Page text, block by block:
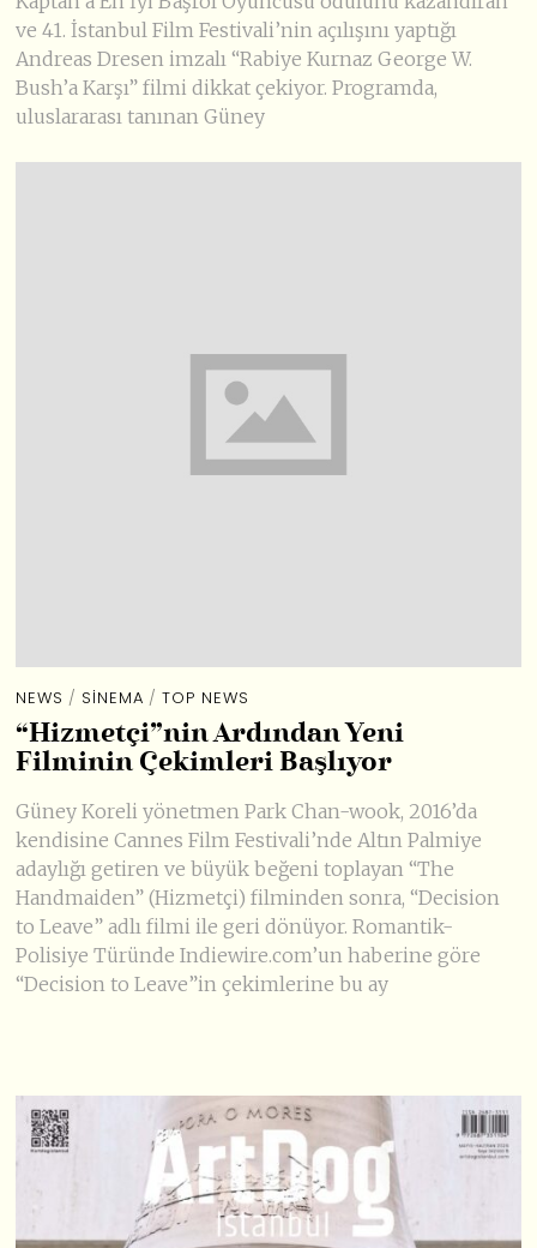
ve 41. İstanbul Film Festivali’nin açılışını yaptığı
Andreas Dresen imzalı “Rabiye Kurnaz George W.
Bush’a Karşı” filmi dikkat çekiyor. Programda,
uluslararası tanınan Güney
NEWS / SINEMA / TOP NEWS
“Hizmetçi”nin Ardından Yeni
Filminin Çekimleri Başlıyor
Güney Koreli yönetmen Park Chan-wook, 2016’da
kendisine Cannes Film Festivali’nde Altın Palmiye
adaylığı getiren ve büyük beğeni toplayan “The
Handmaiden” (Hizmetçi) filminden sonra, “Decision
to Leave” adlı filmi ile geri dönüyor. Romantik-
Polisiye Türünde Indiewire.com’un haberine göre
“Decision to Leave”in çekimlerine bu ay